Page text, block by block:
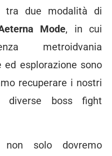
tra due modalità di
Mode, in cui
metroidvania
esplorazione sono
recuperare i nostri
diverse boss fight
non solo dovremo